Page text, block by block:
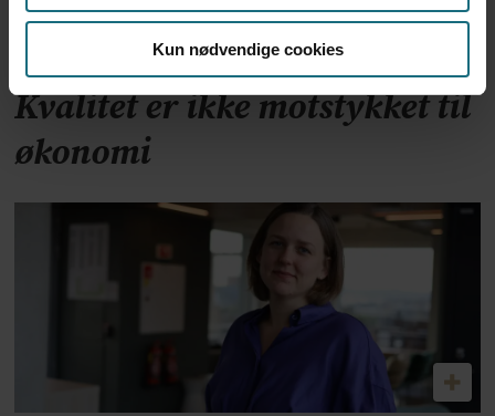
Kun nødvendige cookies
Kvalitet er ikke motstykket til
økonomi